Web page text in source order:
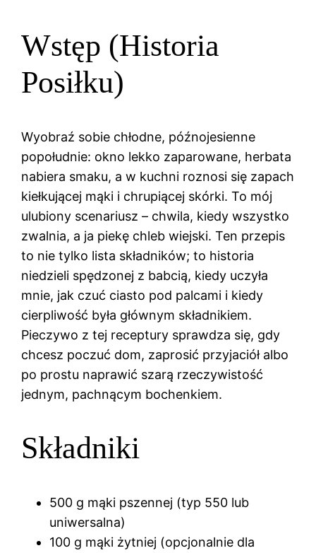
Wstęp (Historia
Posiłku)
Wyobraź sobie chłodne, późnojesienne
popołudnie: okno lekko zaparowane, herbata
nabiera smaku, a w kuchni roznosi się zapach
kiełkującej mąki i chrupiącej skórki. To mój
ulubiony scenariusz – chwila, kiedy wszystko
zwalnia, a ja piekę chleb wiejski. Ten przepis
to nie tylko lista składników; to historia
niedzieli spędzonej z babcią, kiedy uczyła
mnie, jak czuć ciasto pod palcami i kiedy
cierpliwość była głównym składnikiem.
Pieczywo z tej receptury sprawdza się, gdy
chcesz poczuć dom, zaprosić przyjaciół albo
po prostu naprawić szarą rzeczywistość
jednym, pachnącym bochenkiem.
Składniki
500 g mąki pszennej (typ 550 lub
uniwersalna)
100 g mąki żytniej (opcjonalnie dla